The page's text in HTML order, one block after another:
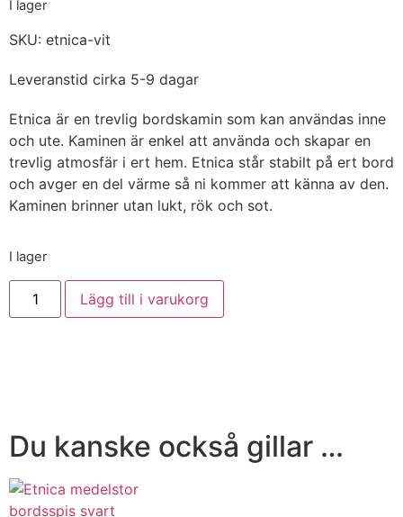
I lager
SKU: etnica-vit
Leveranstid cirka 5-9 dagar
Etnica är en trevlig bordskamin som kan användas inne
och ute. Kaminen är enkel att använda och skapar en
trevlig atmosfär i ert hem. Etnica står stabilt på ert bord
och avger en del värme så ni kommer att känna av den.
Kaminen brinner utan lukt, rök och sot.
I lager
Lägg till i varukorg
Du kanske också gillar …